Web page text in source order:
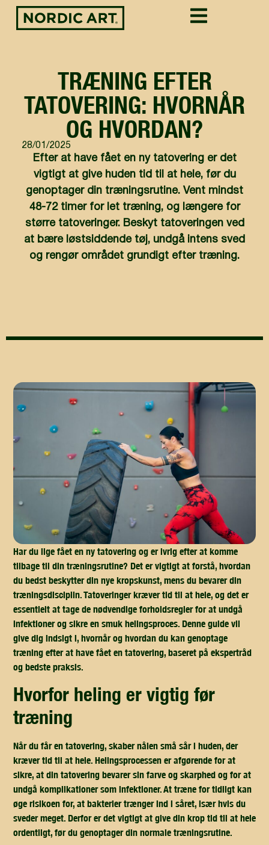
TRÆNING EFTER
TATOVERING: HVORNÅR
OG HVORDAN?
28/01/2025
Efter at have fået en ny tatovering er det
vigtigt at give huden tid til at hele, før du
genoptager din træningsrutine. Vent mindst
48-72 timer for let træning, og længere for
større tatoveringer. Beskyt tatoveringen ved
at bære løstsiddende tøj, undgå intens sved
og rengør området grundigt efter træning.
Har du lige fået en ny tatovering og er ivrig efter at komme
tilbage til din træningsrutine? Det er vigtigt at forstå, hvordan
du bedst beskytter din nye kropskunst, mens du bevarer din
træningsdisciplin. Tatoveringer kræver tid til at hele, og det er
essentielt at tage de nødvendige forholdsregler for at undgå
infektioner og sikre en smuk helingsproces. Denne guide vil
give dig indsigt i, hvornår og hvordan du kan genoptage
træning efter at have fået en tatovering, baseret på ekspertråd
og bedste praksis.
hvorfor heling er vigtig før
træning
Når du får en tatovering, skaber nålen små sår i huden, der
kræver tid til at hele. Helingsprocessen er afgørende for at
sikre, at din tatovering bevarer sin farve og skarphed og for at
undgå komplikationer som infektioner. At træne for tidligt kan
øge risikoen for, at bakterier trænger ind i såret, især hvis du
sveder meget. Derfor er det vigtigt at give din krop tid til at hele
ordentligt, før du genoptager din normale træningsrutine.